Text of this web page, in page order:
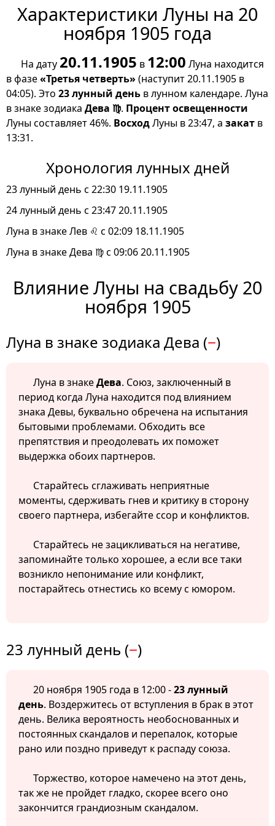
Характеристики Луны на 20
ноября 1905 года
На дату 20.11.1905 в 12:00 Луна находится
в фазе«Третья четверть»(наступит 20.11.1905 в
04:05). Это 23 лунный день в лунном календаре. Луна
в знаке зодиака Дева ♍. Процент освещенности
Луны составляет 46%. ВосходЛуны в 23:47, а закат в
13:31.
Хронология лунных дней
23 лунный день с 22:30 19.11.1905
24 лунный день с 23:47 20.11.1905
Луна в знаке Лев ♌ с 02:09 18.11.1905
Луна в знаке Дева ♍ с 09:06 20.11.1905
Влияние Луны на свадьбу 20
ноября 1905
Луна в знаке зодиака Дева (−)
Луна в знакеДева. Союз, заключенный в
период когда Луна находится под влиянием
знака Девы, буквально обречена на испытания
бытовыми проблемами. Обходить все
препятствия и преодолевать их поможет
выдержка обоих партнеров.
Старайтесь сглаживать неприятные
моменты, сдерживать гнев и критику в сторону
своего партнера, избегайте ссор и конфликтов.
Старайтесь не зацикливаться на негативе,
запоминайте только хорошее, а если все таки
возникло непонимание или конфликт,
постарайтесь отнестись ко всему с юмором.
23 лунный день (−)
20 ноября 1905 года в 12:00 -23 лунный
день. Воздержитесь от вступления в брак в этот
день. Велика вероятность необоснованных и
постоянных скандалов и перепалок, которые
рано или поздно приведут к распаду союза.
Торжество, которое намечено на этот день,
так же не пройдет гладко, скорее всего оно
закончится грандиозным скандалом.